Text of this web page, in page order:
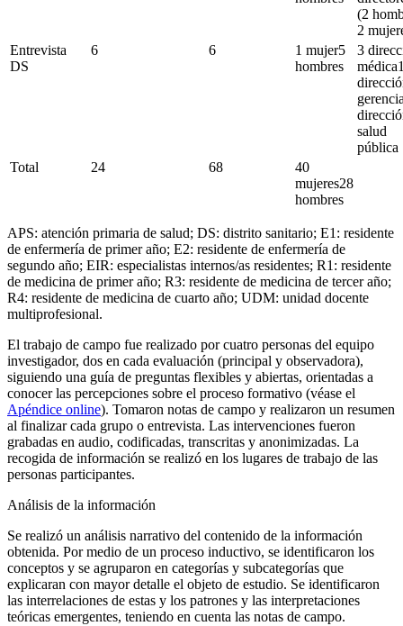
(2
2
Entrevista
DS
6 6
1 mujer5
hombres
3
salud
pública
Total
24 68
40
mujeres28
hombres
APS: atención primaria de salud; DS: distrito sanitario; E1: residente
de enfermería de primer año; E2: residente de enfermería de
segundo año; EIR: especialistas internos/as residentes; R1: residente
de medicina de primer año; R3: residente de medicina de tercer año;
R4: residente de medicina de cuarto año; UDM: unidad docente
multiprofesional.
El trabajo de campo fue realizado por cuatro personas del equipo
investigador, dos en cada evaluación (principal y observadora),
siguiendo una guía de preguntas flexibles y abiertas, orientadas a
conocer las percepciones sobre el proceso formativo (véase el
Apéndice online). Tomaron notas de campo y realizaron un resumen
al finalizar cada grupo o entrevista. Las intervenciones fueron
grabadas en audio, codificadas, transcritas y anonimizadas. La
recogida de información se realizó en los lugares de trabajo de las
personas participantes.
Análisis de la información
Se realizó un análisis narrativo del contenido de la información
obtenida. Por medio de un proceso inductivo, se identificaron los
conceptos y se agruparon en categorías y subcategorías que
explicaran con mayor detalle el objeto de estudio. Se identificaron
las interrelaciones de estas y los patrones y las interpretaciones
teóricas emergentes, teniendo en cuenta las notas de campo.